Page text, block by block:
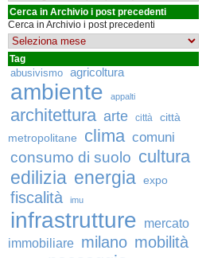
Cerca in Archivio i post precedenti
Cerca in Archivio i post precedenti
Tag
abusivismo agricoltura
ambiente appalti
architettura arte città
città
metropolitane
clima comuni
consumo di suolo cultura
edilizia energia expo
fiscalità imu
infrastrutture
mercato
immobiliare milano mobilità